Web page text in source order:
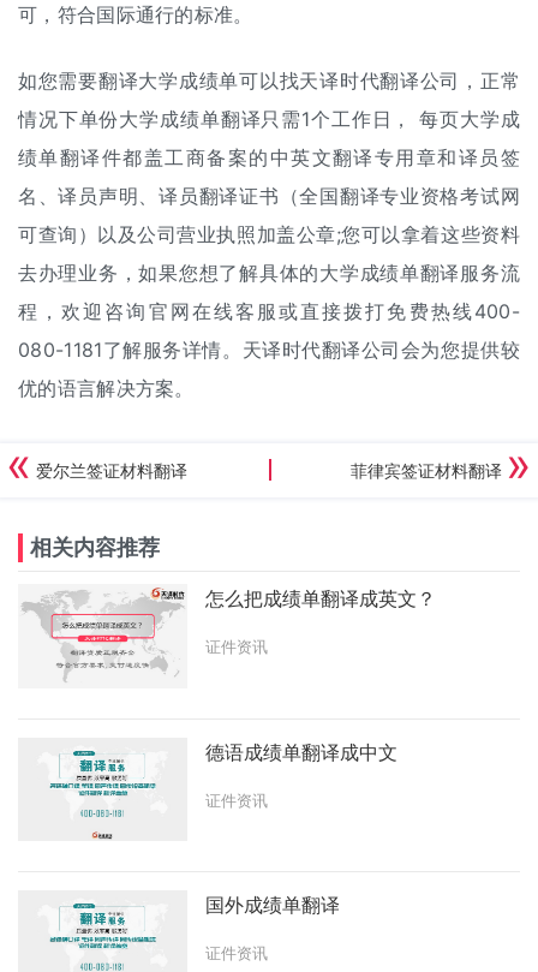
可，符合国际通行的标准。
如您需要翻译大学成绩单可以找天译时代翻译公司，正常
情况下单份大学成绩单翻译只需1个工作日， 每页大学成
绩单翻译件都盖工商备案的中英文翻译专用章和译员签
名、译员声明、译员翻译证书（全国翻译专业资格考试网
可查询）以及公司营业执照加盖公章;您可以拿着这些资料
去办理业务，如果您想了解具体的大学成绩单翻译服务流
程，欢迎咨询官网在线客服或直接拨打免费热线400-
080-1181了解服务详情。天译时代翻译公司会为您提供较
优的语言解决方案。
爱尔兰签证材料翻译 菲律宾签证材料翻译
相关内容推荐
怎么把成绩单翻译成英文？
证件资讯
德语成绩单翻译成中文
证件资讯
国外成绩单翻译
证件资讯